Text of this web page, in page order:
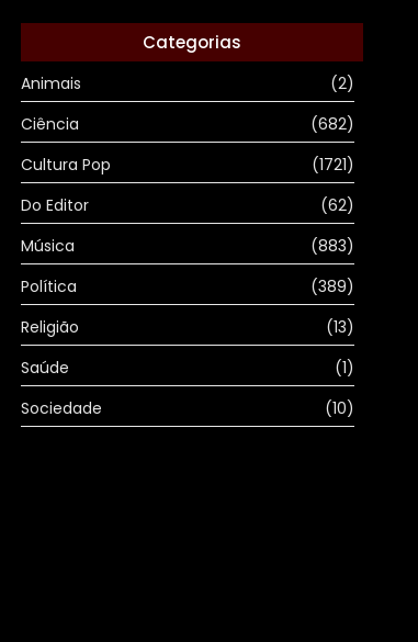
Categorias
Animais
(2)
Ciência
(682)
Cultura Pop
(1721)
Do Editor
(62)
Música
(883)
Política
(389)
Religião
(13)
Saúde
(1)
Sociedade
(10)